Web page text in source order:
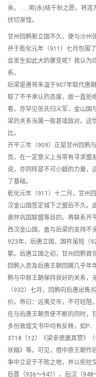
亲。……用(永)结千秋之愿，将连
伏切渐惶。
甘州回鹘新立国不久，便与沙州
并于乾化元年（911）七月包围
会发生如此大的骤变呢？我认为
系。
后梁是唐将朱温于907年取代唐
取了不予承认的态度，故一直拒
看，亦罕见张氏归义军、金山国
梁的关系当属一般甚或敌对。这
比。
开平三年（909）正是甘州回鹘
贡，在一定意义上当带有寻求盟
说，亦同样是不可小觑的力量，
了基础。
乾化元年（911）十二月，甘州
汉金山国签定城下之盟后不久。
谢并巩固联盟等目的。再联系开
西汉金山国，盖与后梁的支持不
923年，后唐立国，国祚虽短（
繁。后唐立国之初，甘州回鹘首
回鹘入贡及后唐王朝回赐几乎年
鹘与中原王朝保持良好的关系，
（932）七月，回鹘向后唐出售
价。帝曰：远夷交市，不可轻阻
在与后唐王朝贡使不断的同时，
多份敦煌文书中均有反映，如P
3718（12）《梁幸德邈真赞》
状稿》等。可见，借中原王朝作
争中立足于不败之地，并以扼控
后晋（936～947）、后汉（